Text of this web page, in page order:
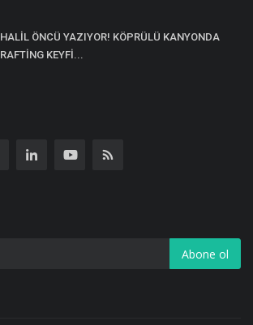
HALİL ÖNCÜ YAZIYOR! KÖPRÜLÜ KANYONDA
RAFTİNG KEYFİ...
Abone ol